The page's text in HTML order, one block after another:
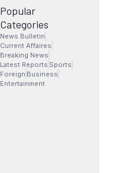
Popular
Categories
News Bulletin
Current Affaires
Breaking News
Latest Reports Sports
Foreign Business
Entertainment